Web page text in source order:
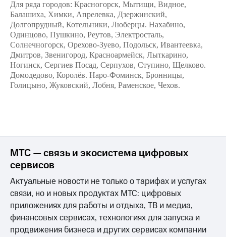
Услуги
Акции
Домашний
интернет
Домашнее
телефон
Перейти
в МТС
со своим
Поддержка
290 ₽/
мес
МТС
Premium
Подписка
на гигабайты
другое
Семейная
группа
Скидка
на тарифы,
общие
подписки
и услуги,
доступ
Для ряда городов: Красногорск, Мытищи, Видное,
Балашиха, Химки, Апрелевка, Дзержинский,
Долгопрудный, Котельники, Люберцы. Нахабино,
Одинцово, Пушкино, Реутов, Электросталь,
Солнечногорск, Орехово-Зуево, Подольск, Ивантеевка,
Дмитров, Звенигород, Красноармейск, Лыткарино,
Ногинск, Сергиев Посад, Серпухов, Ступино, Щелково.
Домодедово, Королёв. Наро-Фоминск, Бронницы,
Голицыно, Жуковский, Лобня, Раменское, Чехов.
МТС — связь и экосистема цифровых
сервисов
Актуальные новости не только о тарифах и услугах
связи, но и новых продуктах МТС: цифровых
приложениях для работы и отдыха, ТВ и медиа,
финансовых сервисах, технологиях для запуска и
продвижения бизнеса и других сервисах компании